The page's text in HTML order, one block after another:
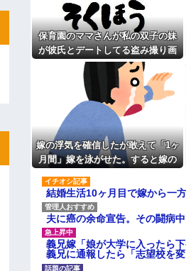
レスがこちらです←コレは
と思うんだ』→結果
いいんだよが目一杯詰ま
のこと引き取ってほしい
らなきゃいけないんだ...
がヤバすぎるｗｗｗｗｗｗ
ママ『そこに金庫があっ
け！二度と来るな！」結
！」私「」
何クラクション鳴らして
ｗｗｗ(※画像あり)
動画、すげえええええｗ
飲酒強
求と暴力
縁」を決
ジャン
この主張
盆正月
実家を早
こと。女
同窓会
【切実
44歳無
りしたの
も信じて
保育園のママさんが私の双子の妹
が彼氏とデートしてる盗み撮り画
像を見せて「あとはわかるよね？
とりあえず5万を家に持ってきて」
と脅してきた
嫁の浮気を確信したが敢えて「1ヶ
月間」嫁を泳がせた。すると嫁の
結婚生活10ヶ月目で嫁から一
夫に癌の余命宣告。その闘病
義兄嫁「娘が大学に入ったら
義兄に通報したら「志望校を